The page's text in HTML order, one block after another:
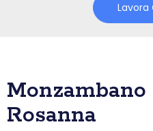
Lavora
Monzambano
Rosanna